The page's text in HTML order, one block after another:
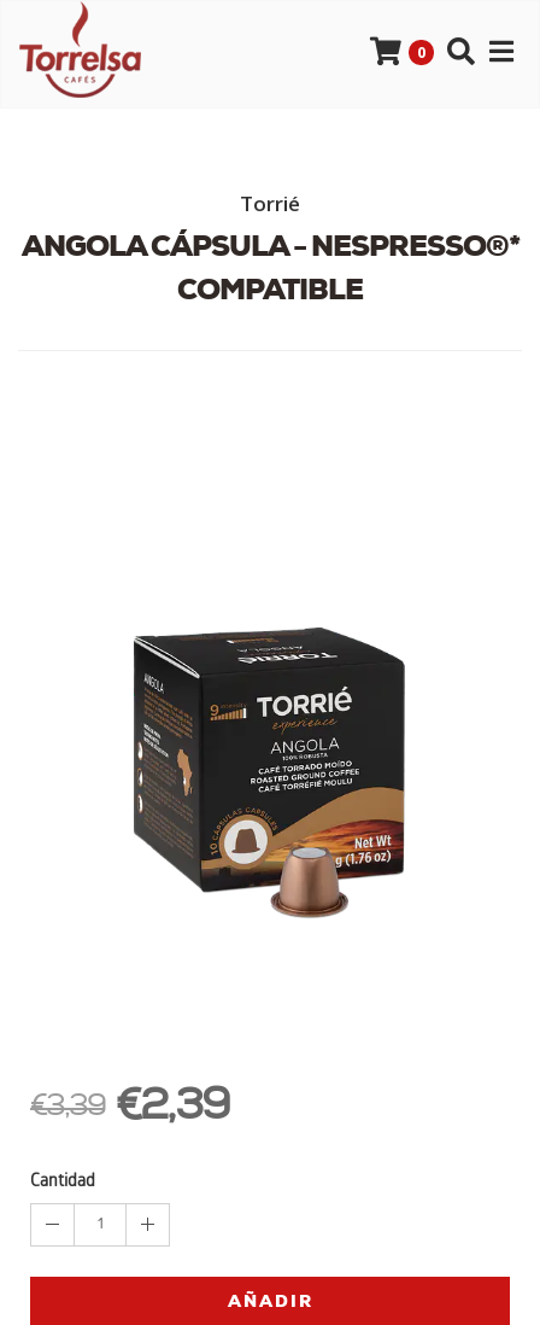
0
Torrié
ANGOLA CÁPSULA - NESPRESSO®*
COMPATIBLE
€3,39 €2,39
Cantidad
1
AÑADIR